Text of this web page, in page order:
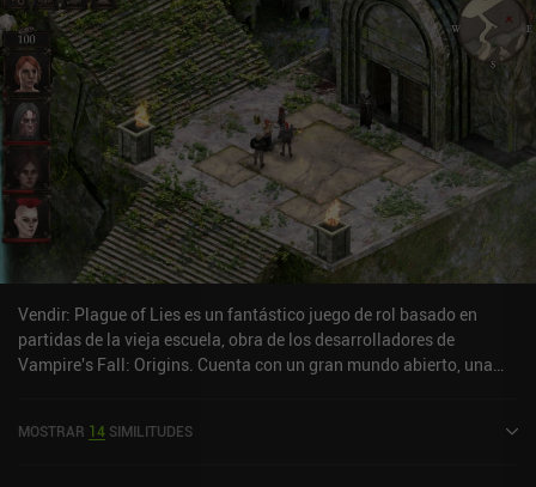
Vendir: Plague of Lies es un fantástico juego de rol basado en
partidas de la vieja escuela, obra de los desarrolladores de
Vampire's Fall: Origins. Cuenta con un gran mundo abierto, una
asombroso.Tras crear nuestro personaje, nos metemos de lleno en
MOSTRAR 14 SIMILITUDES